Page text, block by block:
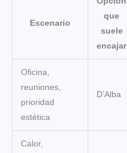
Escenario
que
suele
encajar
Oficina,
reuniones,
prioridad
estética
D’Alba
Calor,